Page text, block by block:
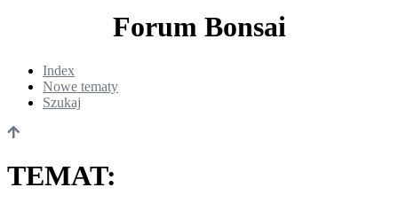
Forum Bonsai
Index
Nowe tematy
Szukaj
TEMAT: